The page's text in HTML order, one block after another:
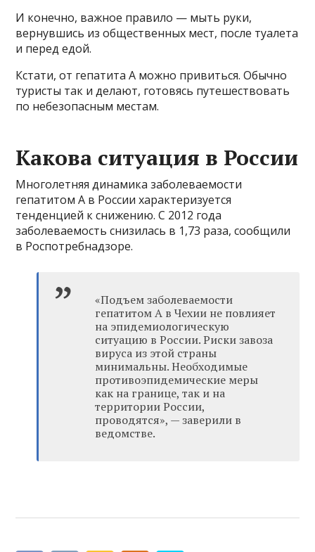
И конечно, важное правило — мыть руки,
вернувшись из общественных мест, после туалета
и перед едой.
Кстати, от гепатита А можно привиться. Обычно
туристы так и делают, готовясь путешествовать
по небезопасным местам.
Какова ситуация в России
Многолетняя динамика заболеваемости
гепатитом А в России характеризуется
тенденцией к снижению. С 2012 года
заболеваемость снизилась в 1,73 раза, сообщили
в Роспотребнадзоре.
«Подъем заболеваемости
гепатитом A в Чехии не повлияет
на эпидемиологическую
ситуацию в России. Риски завоза
вируса из этой страны
минимальны. Необходимые
противоэпидемические меры
как на границе, так и на
территории России,
проводятся», — заверили в
ведомстве.